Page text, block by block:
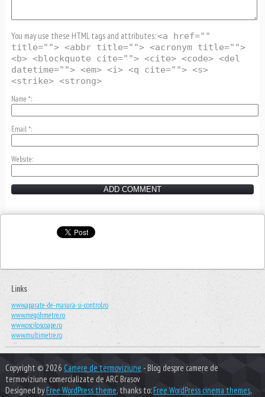
You may use these HTML tags and attributes:<a href=""
title=""> <abbr title=""> <acronym title="">
<b> <blockquote cite=""> <cite> <code> <del
datetime=""> <em> <i> <q cite=""> <s>
<strike> <strong>
Name *
Email*
Website
Links
www.aparate-de-masura-si-control.ro
www.megohmetre.ro
www.osciloscoape.ro
www.multimetre.ro
Copyright © 2026 Camere de termoviziune - Blog despre camere de
termoviziune comercializate de ARC Brasov
Designed byFree WordPress theme, thanks to:Free WordPress cinema themes,